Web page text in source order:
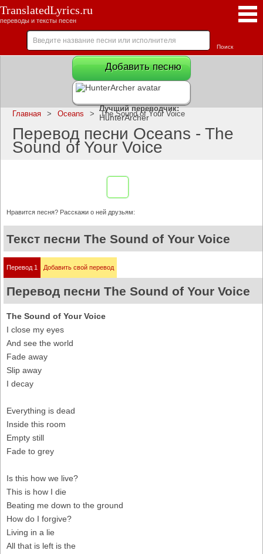
TranslatedLyrics.ru
переводы и тексты песен
Добавить песню
Лучший переводчик:
HunterArcher
Главная > Oceans > The Sound of Your Voice
Перевод песни Oceans - The
Sound of Your Voice
Нравится песня? Расскажи о ней друзьям:
Текст песни The Sound of Your Voice
Перевод 1 Добавить свой перевод
Перевод песни The Sound of Your Voice
The Sound of Your Voice
I close my eyes
And see the world
Fade away
Slip away
I decay
Everything is dead
Inside this room
Empty still
Fade to grey
Is this how we live?
This is how I die
Beating me down to the ground
How do I forgive?
Living in a lie
All that is left is the